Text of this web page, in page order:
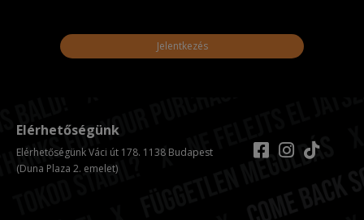
Jelentkezés
Elérhetőségünk
Elérhetőségünk Váci út 178. 1138 Budapest
(Duna Plaza 2. emelet)